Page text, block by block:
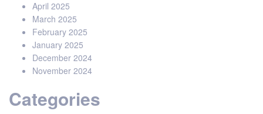
April 2025
March 2025
February 2025
January 2025
December 2024
November 2024
Categories